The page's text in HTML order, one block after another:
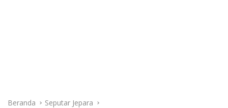
Beranda Seputar Jepara